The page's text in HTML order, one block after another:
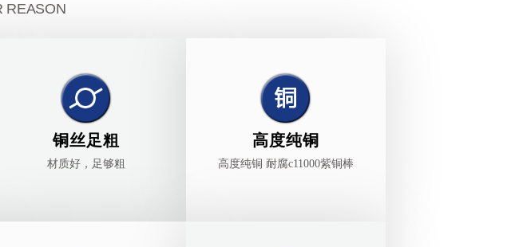
REASON
铜丝足粗
材质好，足够粗
高度纯铜
高度纯铜 耐腐c11000紫铜棒